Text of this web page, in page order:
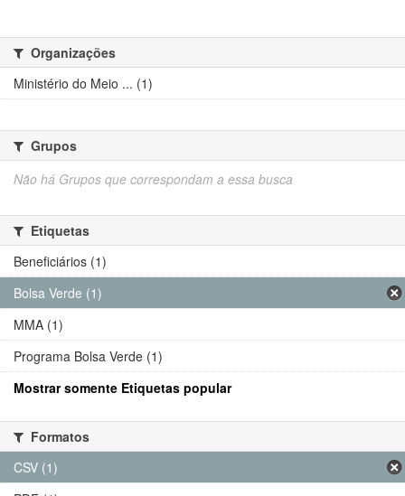
Organizações
Ministério do Meio ... (1)
Grupos
Não há Grupos que correspondam a essa busca
Etiquetas
Beneficiários (1)
Bolsa Verde (1)
MMA (1)
Programa Bolsa Verde (1)
Mostrar somente Etiquetas popular
Formatos
CSV (1)